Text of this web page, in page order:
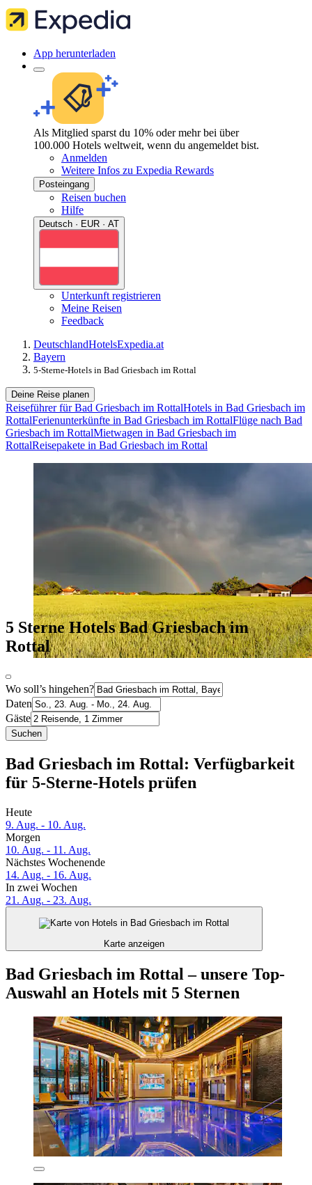
App herunterladen
Als Mitglied sparst du 10% oder mehr bei über
100.000 Hotels weltweit, wenn du angemeldet bist.
Anmelden
Weitere Infos zu Expedia Rewards
Posteingang
Reisen buchen
Hilfe
Deutsch · EUR · AT
Unterkunft registrieren
Meine Reisen
Feedback
DeutschlandHotelsExpedia.at
Bayern
5-Sterne-Hotels in Bad Griesbach im Rottal
Deine Reise planen
Reiseführer für Bad Griesbach im RottalHotels in Bad Griesbach im
RottalFerienunterkünfte in Bad Griesbach im RottalFlüge nach Bad
Griesbach im RottalMietwagen in Bad Griesbach im
RottalReisepakete in Bad Griesbach im Rottal
5 Sterne Hotels Bad Griesbach im
Rottal
Wo soll’s hingehen?
Daten
Gäste
Suchen
Bad Griesbach im Rottal: Verfügbarkeit
für 5-Sterne-Hotels prüfen
Heute
9. Aug. - 10. Aug.
Morgen
10. Aug. - 11. Aug.
Nächstes Wochenende
14. Aug. - 16. Aug.
In zwei Wochen
21. Aug. - 23. Aug.
Karte anzeigen
Bad Griesbach im Rottal – unsere Top-
Auswahl an Hotels mit 5 Sternen